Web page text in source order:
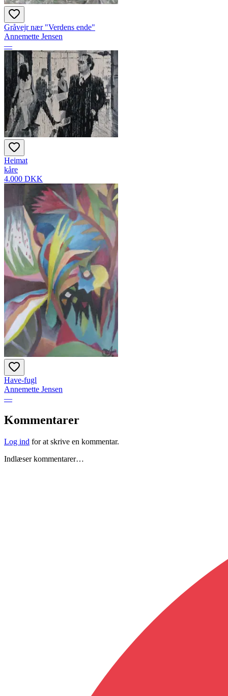
Gråvejr nær "Verdens ende"
Annemette Jensen
—
Heimat
kåre
4.000 DKK
Have-fugl
Annemette Jensen
—
Kommentarer
Log ind for at skrive en kommentar.
Indlæser kommentarer…